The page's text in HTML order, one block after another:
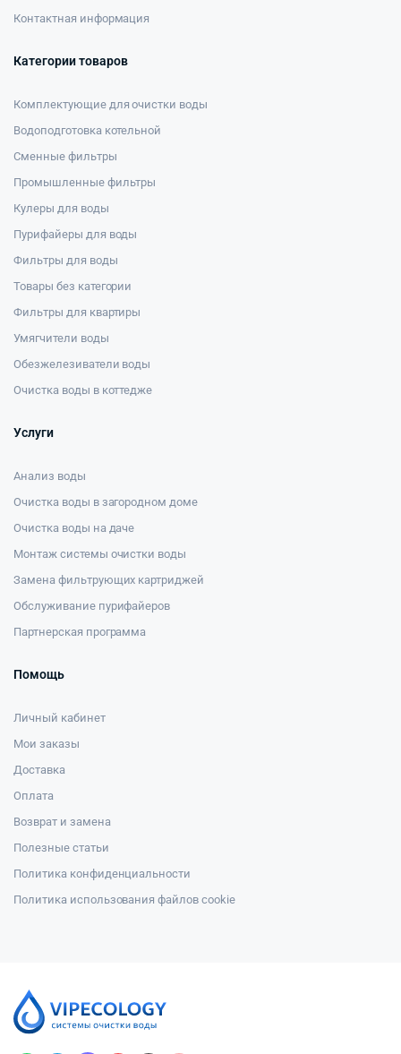
Контактная информация
Категории товаров
Комплектующие для очистки воды
Водоподготовка котельной
Сменные фильтры
Промышленные фильтры
Кулеры для воды
Пурифайеры для воды
Фильтры для воды
Товары без категории
Фильтры для квартиры
Умягчители воды
Обезжелезиватели воды
Очистка воды в коттедже
Услуги
Анализ воды
Очистка воды в загородном доме
Очистка воды на даче
Монтаж системы очистки воды
Замена фильтрующих картриджей
Обслуживание пурифайеров
Партнерская программа
Помощь
Личный кабинет
Мои заказы
Доставка
Оплата
Возврат и замена
Полезные статьи
Политика конфиденциальности
Политика использования файлов cookie